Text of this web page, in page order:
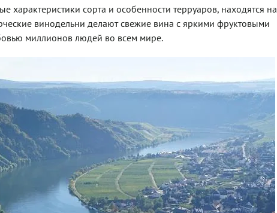
характеристики сорта и особенности терруаров, находятся на
винодельни делают свежие вина с яркими фруктовыми
миллионов людей во всем мире.